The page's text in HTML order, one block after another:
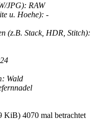
JPG): RAW
u. Hoehe): -
(z.B. Stack, HDR, Stitch):
Wald
KiB) 4070 mal betrachtet